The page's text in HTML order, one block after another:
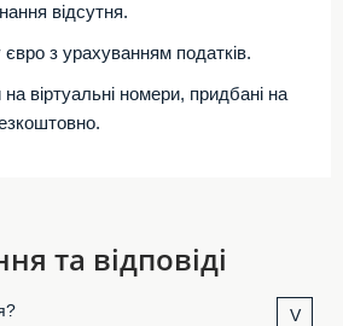
відсутня.
євро з урахуванням податків.
на віртуальні номери, придбані на
та відповіді
V